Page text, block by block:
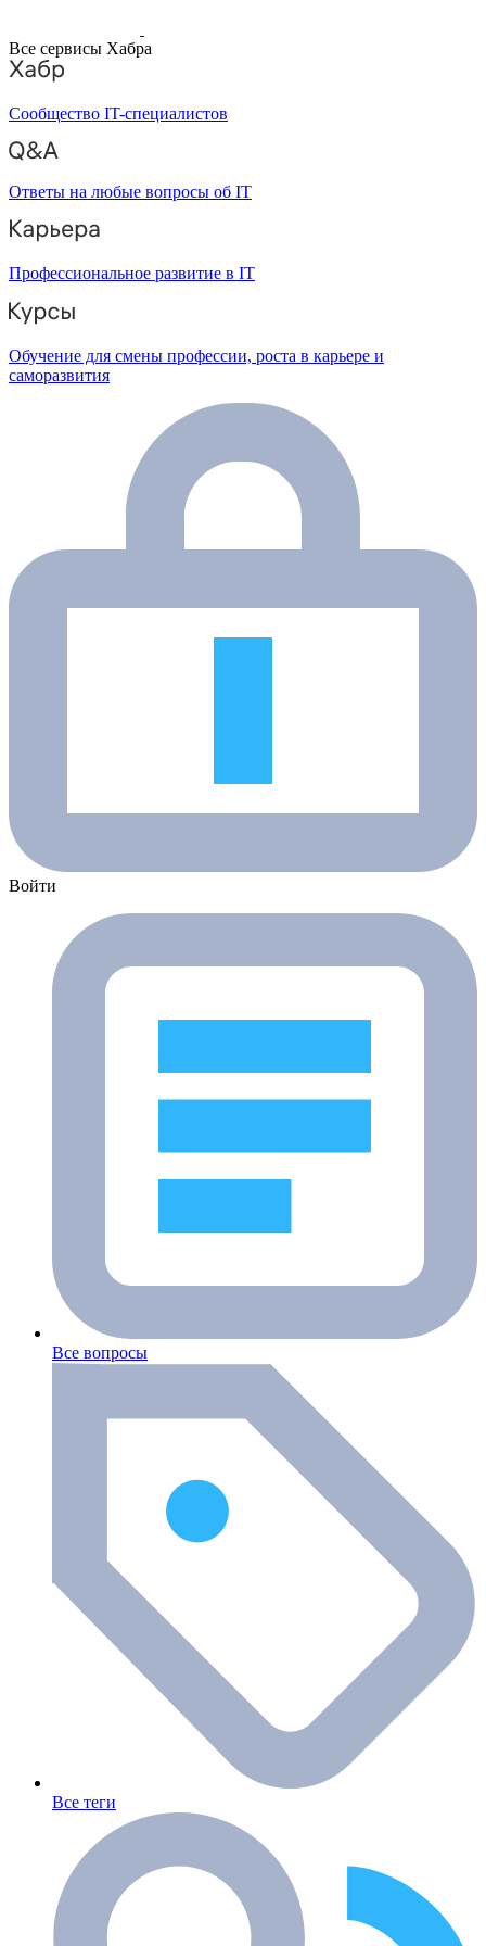
Все сервисы Хабра
Сообщество IT-специалистов
Ответы на любые вопросы об IT
Профессиональное развитие в IT
Обучение для смены профессии, роста в карьере и
саморазвития
Войти
Все вопросы
Все теги